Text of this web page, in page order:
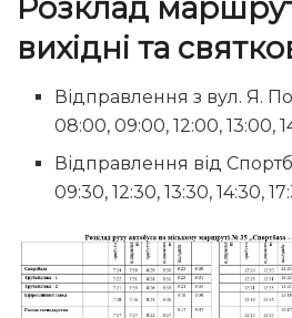
Розклад
вихідні та
Відправлення з вул. Я.
08:00, 09:00, 12:00, 13:00,
Відправлення від
09:30, 12:30, 13:30, 14:30,